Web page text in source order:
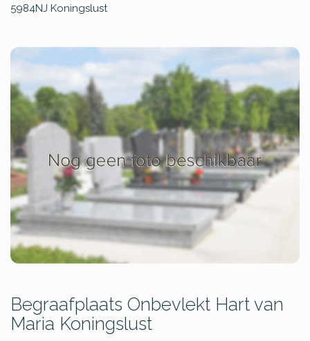
5984NJ Koningslust
Begraafplaats Onbevlekt Hart van
Maria Koningslust